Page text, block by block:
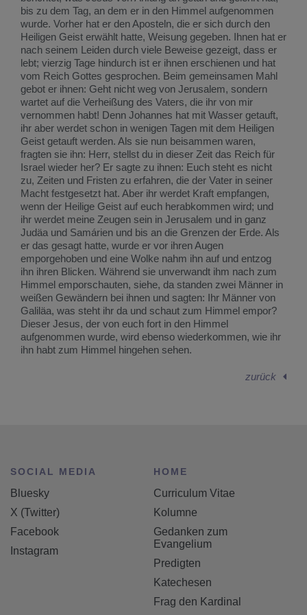
bis zu dem Tag, an dem er in den Himmel aufgenommen
wurde. Vorher hat er den Aposteln, die er sich durch den
Heiligen Geist erwählt hatte, Weisung gegeben. Ihnen hat er
nach seinem Leiden durch viele Beweise gezeigt, dass er
lebt; vierzig Tage hindurch ist er ihnen erschienen und hat
vom Reich Gottes gesprochen. Beim gemeinsamen Mahl
gebot er ihnen: Geht nicht weg von Jerusalem, sondern
wartet auf die Verheißung des Vaters, die ihr von mir
vernommen habt! Denn Johannes hat mit Wasser getauft,
ihr aber werdet schon in wenigen Tagen mit dem Heiligen
Geist getauft werden. Als sie nun beisammen waren,
fragten sie ihn: Herr, stellst du in dieser Zeit das Reich für
Israel wieder her? Er sagte zu ihnen: Euch steht es nicht
zu, Zeiten und Fristen zu erfahren, die der Vater in seiner
Macht festgesetzt hat. Aber ihr werdet Kraft empfangen,
wenn der Heilige Geist auf euch herabkommen wird; und
ihr werdet meine Zeugen sein in Jerusalem und in ganz
Judäa und Samárien und bis an die Grenzen der Erde. Als
er das gesagt hatte, wurde er vor ihren Augen
emporgehoben und eine Wolke nahm ihn auf und entzog
ihn ihren Blicken. Während sie unverwandt ihm nach zum
Himmel emporschauten, siehe, da standen zwei Männer in
weißen Gewändern bei ihnen und sagten: Ihr Männer von
Galiläa, was steht ihr da und schaut zum Himmel empor?
Dieser Jesus, der von euch fort in den Himmel
aufgenommen wurde, wird ebenso wiederkommen, wie ihr
ihn habt zum Himmel hingehen sehen.
zurück
SOCIAL MEDIA
Bluesky
X (Twitter)
Facebook
Instagram
HOME
Curriculum Vitae
Kolumne
Gedanken zum
Evangelium
Predigten
Katechesen
Frag den Kardinal